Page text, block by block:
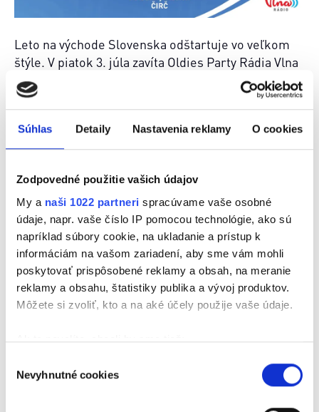
Súhlas Detaily Nastavenia reklamy O cookies
Zodpovedné použitie vašich údajov
My a naši 1022 partneri spracúvame vaše osobné
údaje, napr. vaše číslo IP pomocou technológie, ako sú
napríklad súbory cookie, na ukladanie a prístup k
informáciám na vašom zariadení, aby sme vám mohli
poskytovať prispôsobené reklamy a obsah, na meranie
reklamy a obsahu, štatistiky publika a vývoj produktov.
Môžete si zvoliť, kto a na aké účely použije vaše údaje.
Ak to povolíte, chceli by sme tiež:
polohe s presnosťou na niekoľko metrov
súhlasu
Nevyhnutné cookies
Leto na východe Slovenska odštartuje vo veľkom
štýle. V piatok 3. júla zavíta Oldies Party Rádia Vlna
na Čirčanské lito 2026. Na Futbalovom ihrisku v
obci Čirč vás čaká večer plný hudby, zábavy a
skvelej atmosféry. O tú najlepšiu dávku hitov
overených časom sa postará Peter Hurajt a skvelú
náladu počas celého večera bude rozdávať
🎟️ Vstupenky si môžete zakúpiť v predpredaji
Návštevníkov čakajú dva dni nabité hudobným
programom. V piatok sa predstavia súťažné kapely
bojujúce o postup do hlavného programu, ktorý
bude pokračovať v sobotu vystúpeniami domácich
kapiel a ďalších interpretov.
oldies hity a stať sa súčasťou jednej z
najobľúbenejších letných akcií na východnom
Slovensku. Tešíme sa na vás v Čirči. 🎉